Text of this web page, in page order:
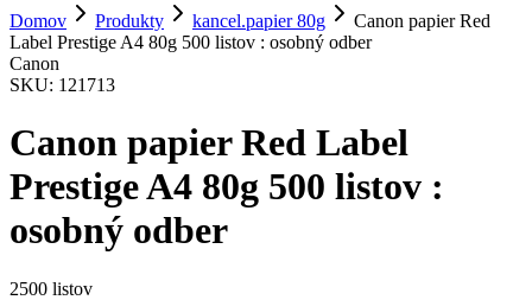
Domov Produkty kancel.papier 80g
Canon papier Red
Label Prestige A4 80g 500 listov : osobný odber
Canon
SKU: 121713
Canon papier Red Label
Prestige A4 80g 500 listov :
osobný odber
2500 listov